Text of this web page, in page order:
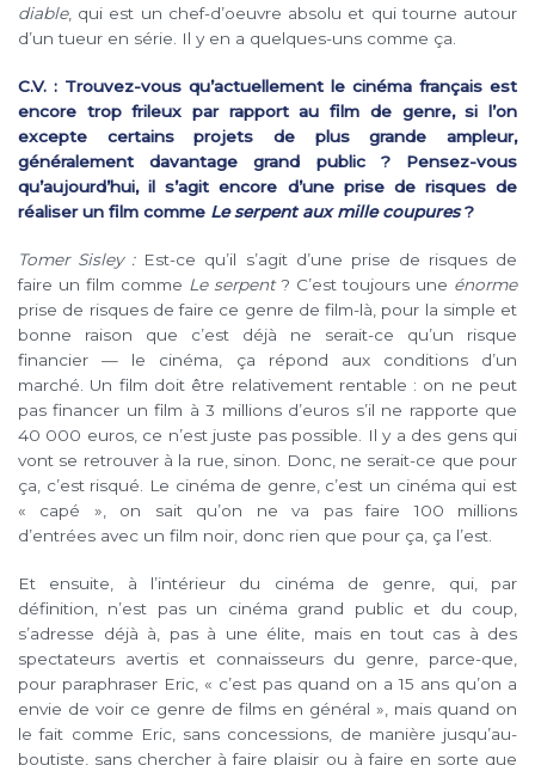
diable, qui est un chef-d’oeuvre absolu et qui tourne autour
d’un tueur en série. Il y en a quelques-uns comme ça.
C.V. : Trouvez-vous qu’actuellement le cinéma français est
encore trop frileux par rapport au film de genre, si l’on
excepte certains projets de plus grande ampleur,
généralement davantage grand public ? Pensez-vous
qu’aujourd’hui, il s’agit encore d’une prise de risques de
réaliser un film comme Le serpent aux mille coupures?
Tomer Sisley :Est-ce qu’il s’agit d’une prise de risques de
faire un film comme Le serpent? C’est toujours une énorme
prise de risques de faire ce genre de film-là, pour la simple et
bonne raison que c’est déjà ne serait-ce qu’un risque
financier — le cinéma, ça répond aux conditions d’un
marché. Un film doit être relativement rentable : on ne peut
pas financer un film à 3 millions d’euros s’il ne rapporte que
40 000 euros, ce n’est juste pas possible. Il y a des gens qui
vont se retrouver à la rue, sinon. Donc, ne serait-ce que pour
ça, c’est risqué. Le cinéma de genre, c’est un cinéma qui est
« capé », on sait qu’on ne va pas faire 100 millions
d’entrées avec un film noir, donc rien que pour ça, ça l’est.
Et ensuite, à l’intérieur du cinéma de genre, qui, par
définition, n’est pas un cinéma grand public et du coup,
s’adresse déjà à, pas à une élite, mais en tout cas à des
spectateurs avertis et connaisseurs du genre, parce-que,
pour paraphraser Eric, « c’est pas quand on a 15 ans qu’on a
envie de voir ce genre de films en général », mais quand on
le fait comme Eric, sans concessions, de manière jusqu’au-
boutiste, sans chercher à faire plaisir ou à faire en sorte que